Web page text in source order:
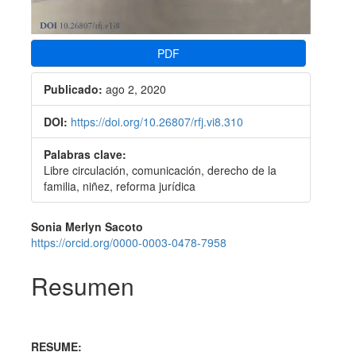
PDF
Publicado: ago 2, 2020
DOI: https://doi.org/10.26807/rfj.vi8.310
Palabras clave:
Libre circulación, comunicación, derecho de la
familia, niñez, reforma jurídica
Contenido
principal
del
Sonia Merlyn Sacoto
https://orcid.org/0000-0003-0478-7958
Resumen
RESUME: